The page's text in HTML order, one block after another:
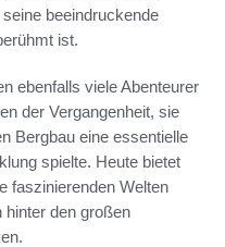
beeindruckende
ist.
ebenfalls viele Abenteurer
der Vergangenheit, sie
Bergbau eine essentielle
spielte. Heute bietet
faszinierenden Welten
hinter den großen